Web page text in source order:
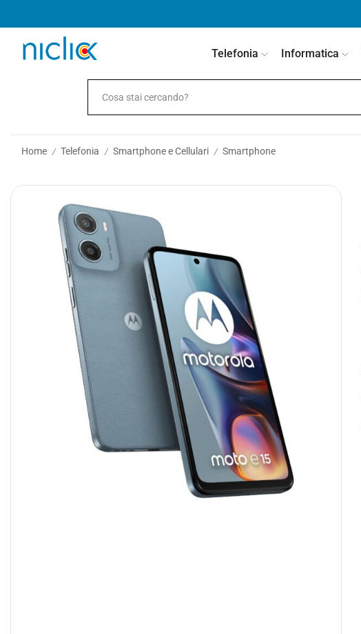
Telefonia Informatica
Home / Telefonia / Smartphone e Cellulari / Smartphone